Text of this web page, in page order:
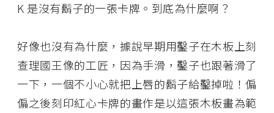
K 是沒有鬍子的一張卡牌。到底為什麼啊？
好像也沒有為什麼，據說早期用鑿子在木板上刻
查理國王像的工匠，因為手滑，鑿子也跟著滑了
一下，一個不小心就把上唇的鬍子給鑿掉啦！偏
偏之後刻印紅心卡牌的畫作是以這張木板畫為範